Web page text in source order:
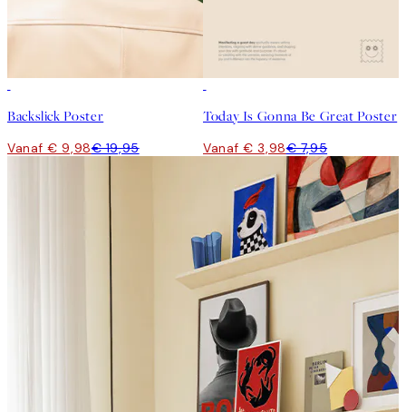
Backslick Poster
Vanaf € 9,98€ 19,95
Today Is Gonna Be Great Poster
Vanaf € 3,98€ 7,95